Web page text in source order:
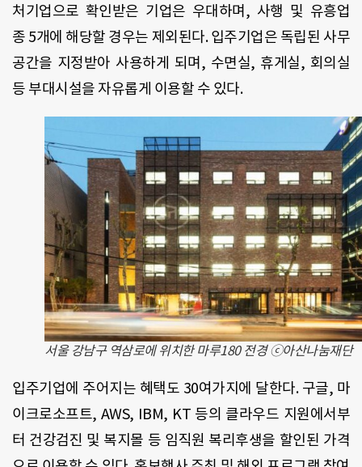
처기업으로 확인받은 기업은 우대하며, 사행 및 유흥업
종 5개에 해당할 경우는 제외된다. 입주기업은 독립된 사무
공간을 지정받아 사용하게 되며, 수면실, 휴게실, 회의실
등 부대시설을 자유롭게 이용할 수 있다.
서울 강남구 역삼로에 위치한 마루180 전경 ⓒ아산나눔재단
입주기업에 주어지는 혜택도 30여가지에 달한다. 구글, 마
이크로소프트, AWS, IBM, KT 등의 클라우드 지원에서부
터 건강검진 및 복지몰 등 임직원 복리후생을 할인된 가격